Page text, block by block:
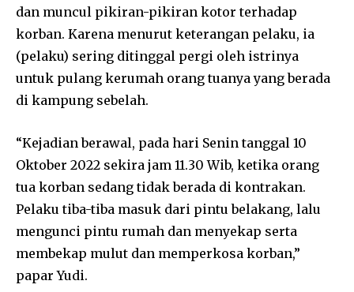
dan muncul pikiran-pikiran kotor terhadap
korban. Karena menurut keterangan pelaku, ia
(pelaku) sering ditinggal pergi oleh istrinya
untuk pulang kerumah orang tuanya yang berada
di kampung sebelah.
“Kejadian berawal, pada hari Senin tanggal 10
Oktober 2022 sekira jam 11.30 Wib, ketika orang
tua korban sedang tidak berada di kontrakan.
Pelaku tiba-tiba masuk dari pintu belakang, lalu
mengunci pintu rumah dan menyekap serta
membekap mulut dan memperkosa korban,”
papar Yudi.